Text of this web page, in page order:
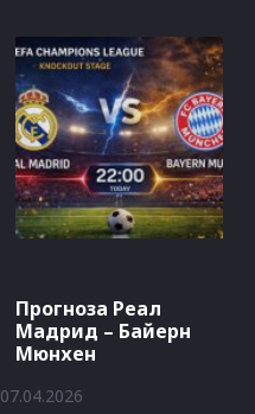
Прогноза Реал
Мадрид – Байерн
Мюнхен
07.04.2026